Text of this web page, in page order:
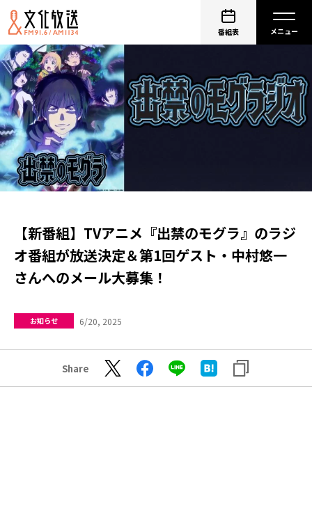
番組表
【新番組】TVアニメ『出禁のモグラ』のラジ
オ番組が放送決定＆第1回ゲスト・中村悠一
さんへのメール大募集！
お知らせ 6/20, 2025
Share